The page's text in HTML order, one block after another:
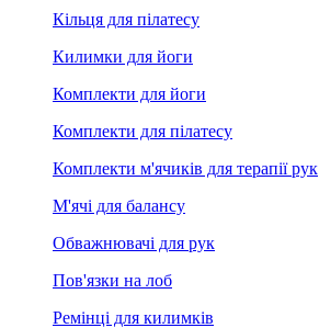
Кільця для пілатесу
Килимки для йоги
Комплекти для йоги
Комплекти для пілатесу
Комплекти м'ячиків для терапії рук
М'ячі для балансу
Обважнювачі для рук
Пов'язки на лоб
Ремінці для килимків